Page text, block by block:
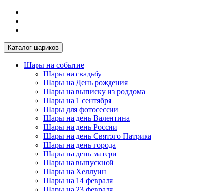
Каталог шариков
Шары на событие
Шары на свадьбу
Шары на День рождения
Шары на выписку из роддома
Шары на 1 сентября
Шары для фотосессии
Шары на день Валентина
Шары на день России
Шары на день Святого Патрика
Шары на день города
Шары на день матери
Шары на выпускной
Шары на Хеллуин
Шары на 14 февраля
Шары на 23 февраля